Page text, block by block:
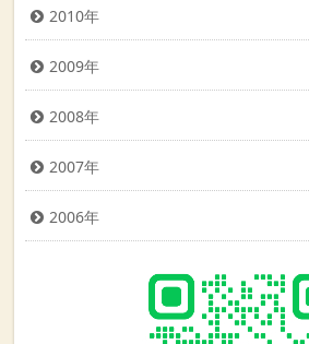
2010年
2009年
2008年
2007年
2006年